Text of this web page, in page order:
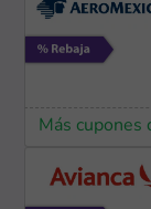
Más cupones